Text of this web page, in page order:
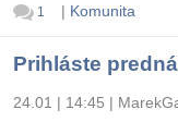
1 | Komunita
Prihláste
24.01 | 14:45 |